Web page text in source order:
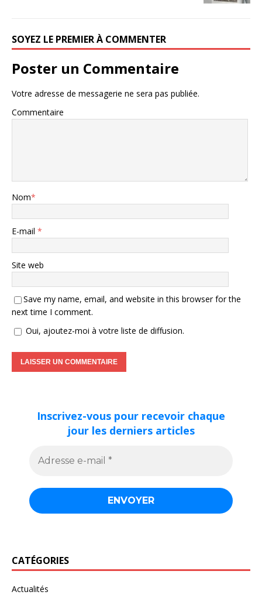
SOYEZ LE PREMIER À COMMENTER
Poster un Commentaire
Votre adresse de messagerie ne sera pas publiée.
Commentaire
Nom*
E-mail *
Site web
Save my name, email, and website in this browser for the
next time I comment.
Oui, ajoutez-moi à votre liste de diffusion.
Inscrivez-vous pour recevoir chaque
jour les derniers articles
CATÉGORIES
Actualités